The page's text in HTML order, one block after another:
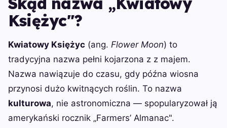
Księżyc"?
Kwiatowy Księżyc (ang. Flower Moon) to
tradycyjna nazwa pełni kojarzona z z majem.
Nazwa nawiązuje do czasu, gdy późna wiosna
przynosi dużo kwitnących roślin. To nazwa
kulturowa, nie astronomiczna — spopularyzował ją
amerykański rocznik „Farmers’ Almanac".